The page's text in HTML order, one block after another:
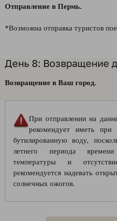
Отправление в Пермь.
*Возможна отправка туристов
День 8: Возвращение
Возвращение в Ваш город.
При отправлении на
рекомендует иметь
бутилированную воду,
летнего периода
температуры и
рекомендуется надевать
солнечных ожогов.